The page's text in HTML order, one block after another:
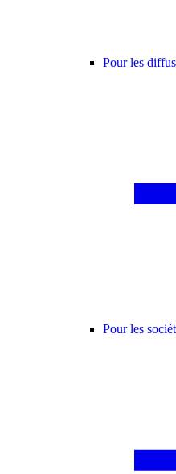
Pour les
Pour les